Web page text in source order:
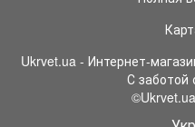
Ukrvet.ua - Интернет-
С